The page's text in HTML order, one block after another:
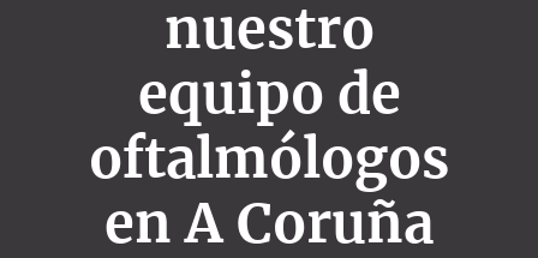
nuestro
equipo de
oftalmólogos
en A Coruña